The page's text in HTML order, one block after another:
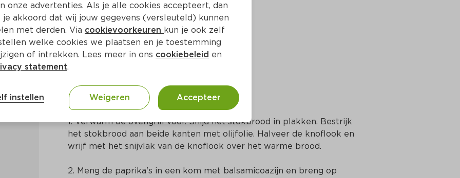
paprika en pecorino
15 Min Mediterraans
Bereidingswijze
1. Verwarm de ovengrill voor. Snijd het stokbrood in plakken. Bestrijk
het stokbrood aan beide kanten met olijfolie. Halveer de knoflook en
wrijf met het snijvlak van de knoflook over het warme brood.
2. Meng de paprika's in een kom met balsamicoazijn en breng op
onze advertenties. Als je alle cookies accepteert, dan
je akkoord dat wij jouw gegevens (versleuteld) kunnen
met derden. Via cookievoorkeuren kun je ook zelf
welke cookies we plaatsen en je toestemming
of intrekken. Lees meer in ons cookiebeleid en
statement.
instellen Weigeren Accepteer